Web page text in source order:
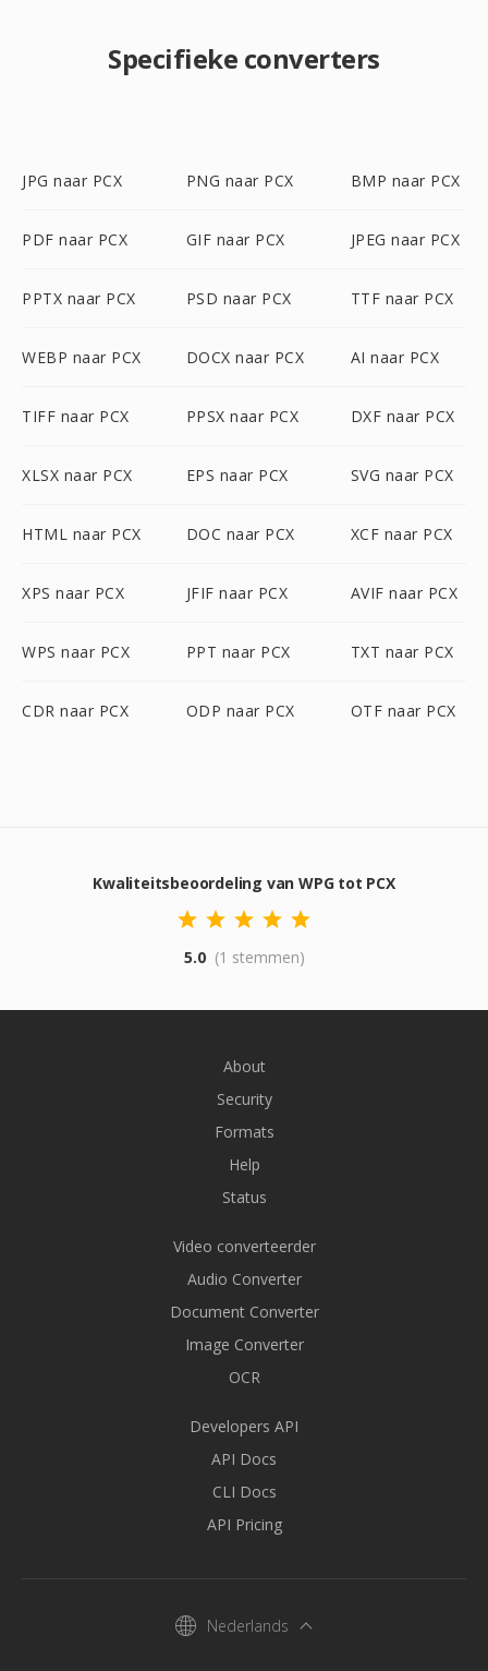
Specifieke converters
JPG naar PCX PNG naar PCX BMP naar PCX
PDF naar PCX GIF naar PCX JPEG naar PCX
PPTX naar PCX PSD naar PCX TTF naar PCX
WEBP naar PCX DOCX naar PCX AI naar PCX
TIFF naar PCX PPSX naar PCX DXF naar PCX
XLSX naar PCX EPS naar PCX SVG naar PCX
HTML naar PCX DOC naar PCX XCF naar PCX
XPS naar PCX JFIF naar PCX AVIF naar PCX
WPS naar PCX PPT naar PCX TXT naar PCX
CDR naar PCX ODP naar PCX OTF naar PCX
Kwaliteitsbeoordeling van WPG tot PCX
5.0 (1 stemmen)
About
Security
Formats
Help
Status
Video converteerder
Audio Converter
Document Converter
Image Converter
OCR
Developers API
API Docs
CLI Docs
API Pricing
Nederlands